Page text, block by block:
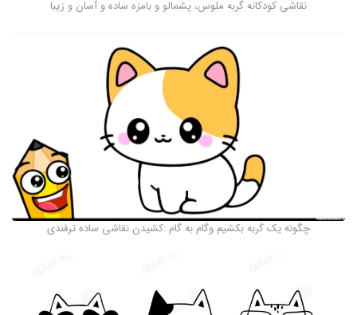
نقاشی کودکانه گربه ملوس، پشمالو و بامزه ساده و آسان و زیبا
چگونه یک گربه بکشیم وگام به گام :کشیدن نقاشی ساده ترفندی